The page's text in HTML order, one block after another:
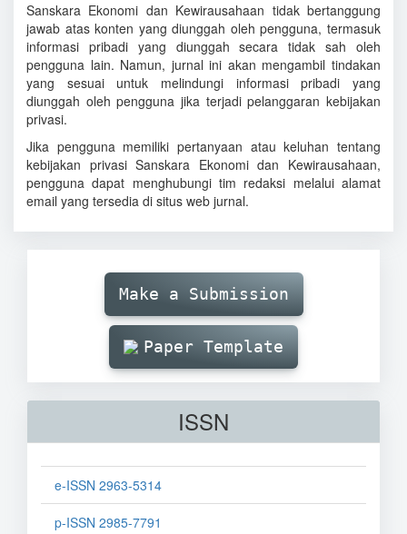
Sanskara Ekonomi dan Kewirausahaan tidak bertanggung
jawab atas konten yang diunggah oleh pengguna, termasuk
informasi pribadi yang diunggah secara tidak sah oleh
pengguna lain. Namun, jurnal ini akan mengambil tindakan
yang sesuai untuk melindungi informasi pribadi yang
diunggah oleh pengguna jika terjadi pelanggaran kebijakan
privasi.
Jika pengguna memiliki pertanyaan atau keluhan tentang
kebijakan privasi Sanskara Ekonomi dan Kewirausahaan,
pengguna dapat menghubungi tim redaksi melalui alamat
email yang tersedia di situs web jurnal.
SubmissionMake a Submission
Paper Template
ISSN
e-ISSN 2963-5314
p-ISSN 2985-7791